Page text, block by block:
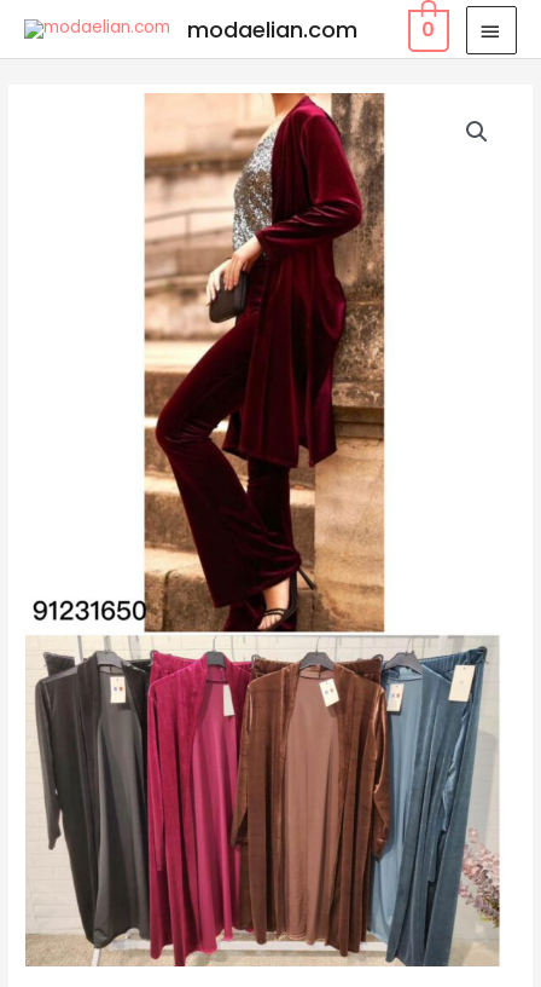
modaelian.com 0